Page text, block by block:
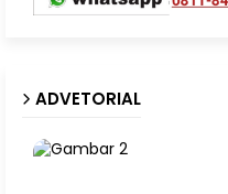
ADVETORIAL